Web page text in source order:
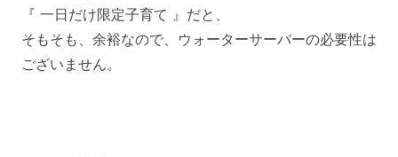
『 一日だけ限定子育て 』だと、
そもそも、余裕なので、ウォーターサーバーの必要性は
ございません。